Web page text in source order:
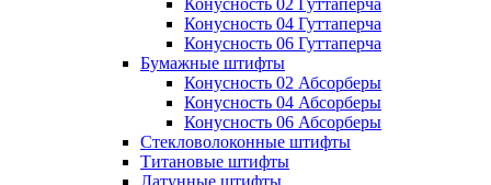
Конусность 02 Гуттаперча
Конусность 04 Гуттаперча
Конусность 06 Гуттаперча
Бумажные штифты
Конусность 02 Абсорберы
Конусность 04 Абсорберы
Конусность 06 Абсорберы
Стекловолоконные штифты
Титановые штифты
Латунные штифты